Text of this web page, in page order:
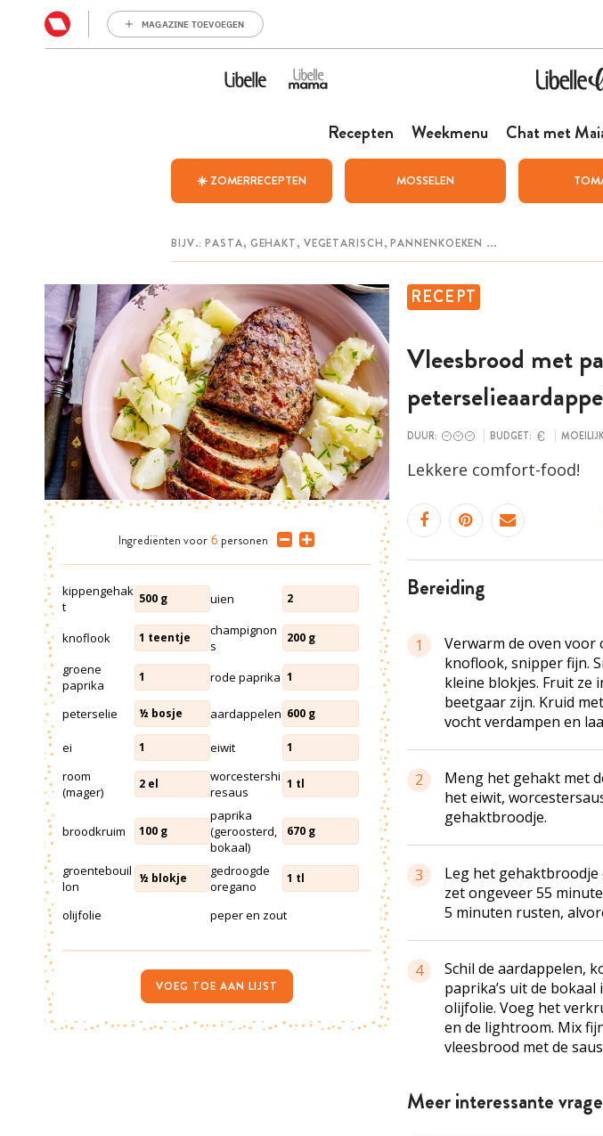
MAGAZINE TOEVOEGEN
Recepten Weekmenu Chat met
☀️ ZOMERRECEPTEN MOSSELEN
RECEPT
Vleesbrood met
DUUR: BUDGET:
Lekkere comfort-food!
bereiding
1
Verwarm de oven voor
knoflook, snipper fijn.
kleine blokjes. Fruit ze
beetgaar zijn. Kruid
vocht verdampen en
2
Meng het gehakt met
het eiwit,
gehaktbroodje.
3
Leg het
zet ongeveer 55
5 minuten rusten,
4
Schil de aardappelen,
paprika’s uit de
olijfolie. Voeg het
en de lightroom. Mix
vleesbrood met de
Meer interessante
Ingrediënten voor 6 personen
kippengehak
t
500 g uien 2
knoflook 1 teentje
champignon
s
200 g
groene
paprika
1 rode paprika 1
peterselie ½ bosje aardappelen 600 g
ei 1 eiwit 1
room
(mager)
2 el
worcestershi
resaus
1 tl
broodkruim 100 g
paprika
(geroosterd,
bokaal)
670 g
groentebouil
lon
½ blokje
gedroogde
oregano
1 tl
olijfolie peper en zout
VOEG TOE AAN LIJST